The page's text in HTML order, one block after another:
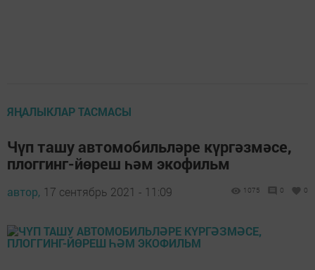
ЯҢАЛЫКЛАР ТАСМАСЫ
Чүп ташу автомобильләре күргәзмәсе,
плоггинг-йөреш һәм экофильм
автор, 17 сентябрь 2021 - 11:09 1075 0 0